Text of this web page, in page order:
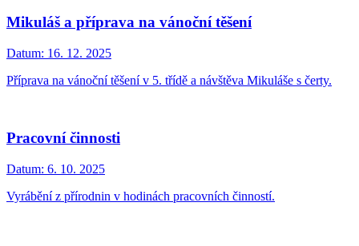
Mikuláš a příprava na vánoční těšení
Datum: 16. 12. 2025
Příprava na vánoční těšení v 5. třídě a návštěva Mikuláše s čerty.
Pracovní činnosti
Datum: 6. 10. 2025
Vyrábění z přírodnin v hodinách pracovních činností.